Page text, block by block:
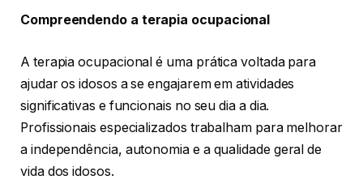
Compreendendo a terapia ocupacional
A terapia ocupacional é uma prática voltada para
ajudar os idosos a se engajarem em atividades
significativas e funcionais no seu dia a dia.
Profissionais especializados trabalham para melhorar
a independência, autonomia e a qualidade geral de
vida dos idosos.